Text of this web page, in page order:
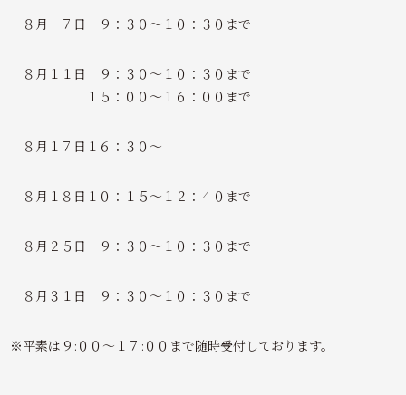
８月 ７日 ９：３０～１０：３０まで
８月１１日 ９：３０～１０：３０まで
１５：００～１６：００まで
８月１７日１６：３０～
８月１８日１０：１５～１２：４０まで
８月２５日 ９：３０～１０：３０まで
８月３１日 ９：３０～１０：３０まで
※平素は９:００～１７:００まで随時受付しております。